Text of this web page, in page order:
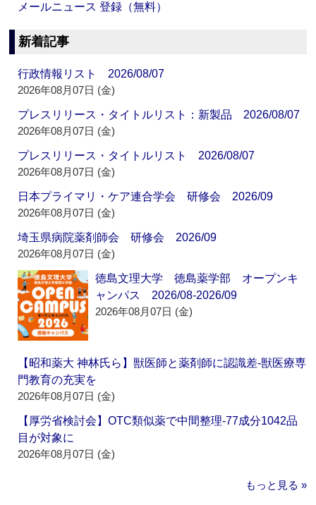
メールニュース 登録（無料）
新着記事
行政情報リスト 2026/08/07
2026年08月07日 (金)
プレスリリース・タイトルリスト：新製品 2026/08/07
2026年08月07日 (金)
プレスリリース・タイトルリスト 2026/08/07
2026年08月07日 (金)
日本プライマリ・ケア連合学会 研修会 2026/09
2026年08月07日 (金)
埼玉県病院薬剤師会 研修会 2026/09
2026年08月07日 (金)
徳島文理大学 徳島薬学部 オープンキ
ャンパス 2026/08-2026/09
2026年08月07日 (金)
【昭和薬大 神林氏ら】獣医師と薬剤師に認識差‐獣医療専
門教育の充実を
2026年08月07日 (金)
【厚労省検討会】OTC類似薬で中間整理‐77成分1042品
目が対象に
2026年08月07日 (金)
もっと見る »